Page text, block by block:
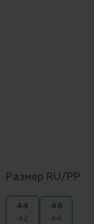
Размер RU/PP
44
42
46
44